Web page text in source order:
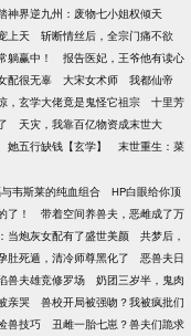
神界逆九州：废物七小姐权倾天
上天
斩断情丝后，全宗门痛不欲
躺赢中！
报告医妃，王爷他有读心
配很无辜 大宋女术师
我都仙帝
，玄学大佬竟是鬼怪它祖宗
十里芳
天灾，我靠百亿物资成末世大
她五行缺钱【玄学】
末世重生：菜
韦斯莱的纯血组合
HP白眼给你顶
了！
带着空间养兽夫，恶雌成了万
当炮灰女配有了盛世美颜
共梦后，
肚死遁，清冷师尊黑化了
恶兽夫日
兽夫雄竞修罗场
奶团三岁半，鬼肉
亲哭
兽校开局被强吻？我被疯批们
兽技巧
丑雌一胎七崽？兽夫们跪求